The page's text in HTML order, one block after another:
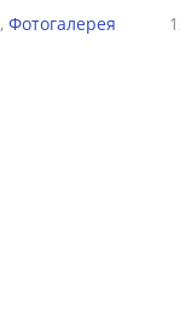
,Фотогалерея